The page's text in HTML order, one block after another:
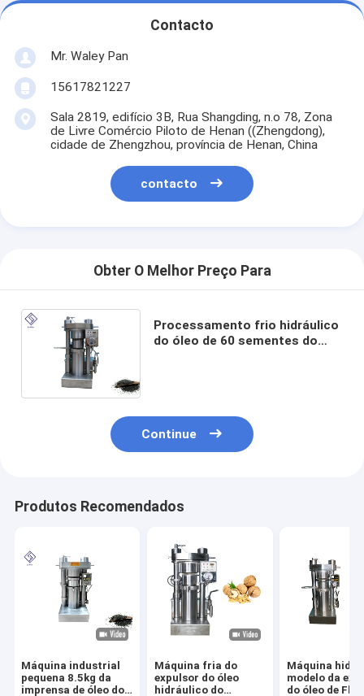
Contacto
Mr. Waley Pan
15617821227
Sala 2819, edifício 3B, Rua Shangding, n.o 78, Zona
de Livre Comércio Piloto de Henan ((Zhengdong),
cidade de Zhengzhou, província de Henan, China
contacto
Obter O Melhor Preço Para
Processamento frio hidráulico
do óleo de 60 sementes do
Continue
Produtos Recomendados
Máquina industrial
pequena 8.5kg da
imprensa de óleo do
Máquina fria do
expulsor do óleo
hidráulico do
Máquina
modelo da
do óleo de